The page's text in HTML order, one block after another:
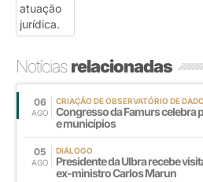
Notíciasrelacionadas
06
AGO
CRIAÇÃO DE OBSERVATÓRIO DE
Congresso da Famurs celebra
e municípios
05
AGO
DIÁLOGO
Presidente da Ulbra recebe
ex-ministro Carlos Marun